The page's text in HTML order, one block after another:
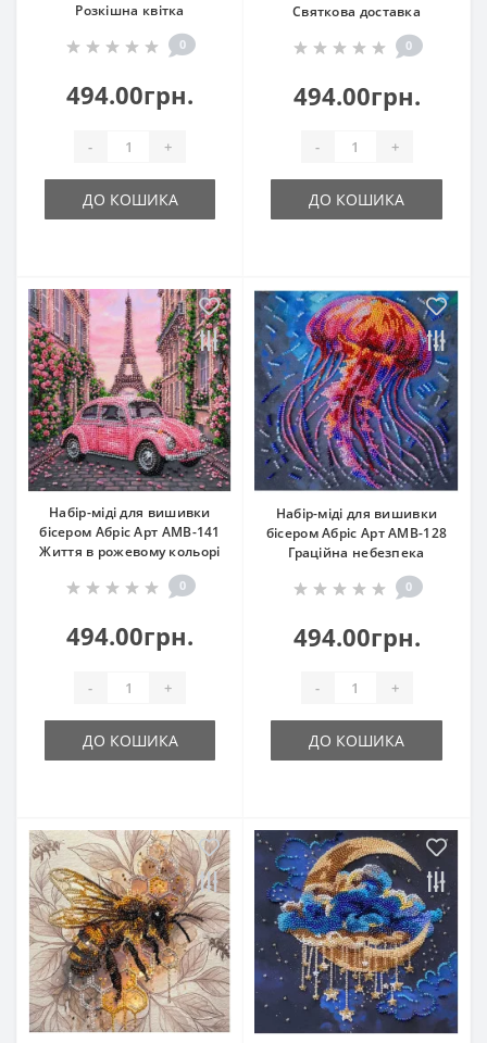
Розкішна квітка
0
494.00грн.
- +
ДО КОШИКА
Святкова доставка
0
494.00грн.
- +
ДО КОШИКА
Набір-міді для вишивки
бісером Абріс Арт АМВ-141
Життя в рожевому кольорі
0
494.00грн.
- +
ДО КОШИКА
Набір-міді для вишивки
бісером Абріс Арт АМВ-128
Граційна небезпека
0
494.00грн.
- +
ДО КОШИКА